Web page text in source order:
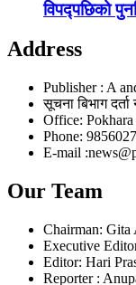
विपद्पछिको
Address
Publisher : A
सूचना बिभाग
Office:
Phone:
E-mail
Our Team
Chairman: Gita
Executive
Editor: Hari
Reporter :